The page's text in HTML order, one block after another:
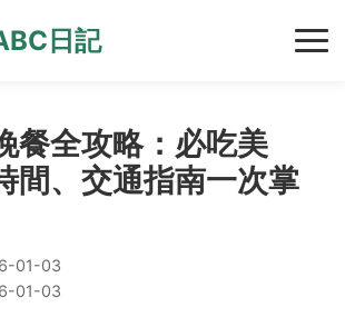
日記
餐全攻略：必吃美
間、交通指南一次掌
01-03
01-03